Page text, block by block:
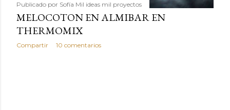
Publicado por Sofía Mil ideas mil proyectos
MELOCOTON EN ALMIBAR EN
THERMOMIX
Compartir 10 comentarios